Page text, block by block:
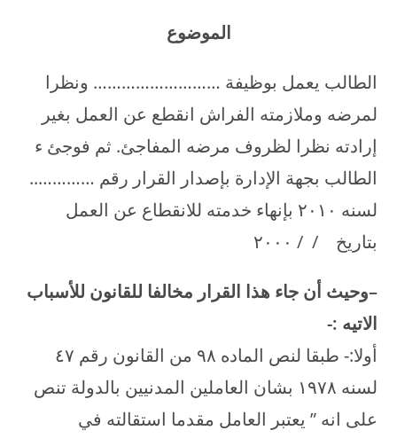
الموضوع
الطالب يعمل بوظيفة ……………………… ونظرا
لمرضه وملازمته الفراش انقطع عن العمل بغير
إرادته نظرا لظروف مرضه المفاجئ. ثم فوجئ ء
الطالب بجهة الإدارة بإصدار القرار رقم …………..
لسنه ۲۰۱۰ بإنهاء خدمته للانقطاع عن العمل
بتاريخ / / ۲۰۰۰
–وحيث أن جاء هذا القرار مخالفا للقانون للأسباب
الاتيه :-
أولا:- طبقا لنص الماده ۹۸ من القانون رقم ٤۷
لسنه ۱۹۷۸ بشان العاملين المدنيين بالدولة تنص
على انه ” يعتبر العامل مقدما استقالته في